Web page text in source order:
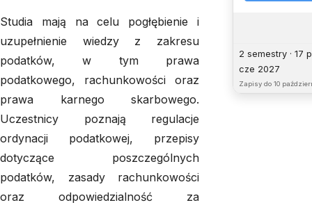
2 semestry · 17
cze 2027
Zapisy do 10
Studia mają na celu pogłębienie i
uzupełnienie wiedzy z zakresu
podatków, w tym prawa
podatkowego, rachunkowości oraz
prawa karnego skarbowego.
Uczestnicy poznają regulacje
ordynacji podatkowej, przepisy
dotyczące poszczególnych
podatków, zasady rachunkowości
oraz odpowiedzialność za